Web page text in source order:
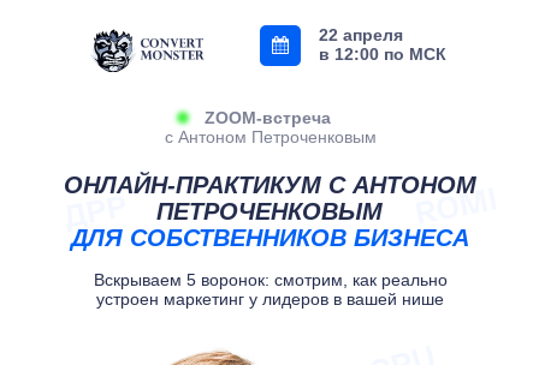
ОНЛАЙН-ПРАКТИКУМ С АНТОНОМ
ПЕТРОЧЕНКОВЫМ
ДЛЯ СОБСТВЕННИКОВ БИЗНЕСА
Вскрываем 5 воронок: смотрим, как реально
устроен маркетинг у лидеров в вашей нише
ZOOM-встреча
с Антоном Петроченковым
22 апреля
в 12:00 по МСК